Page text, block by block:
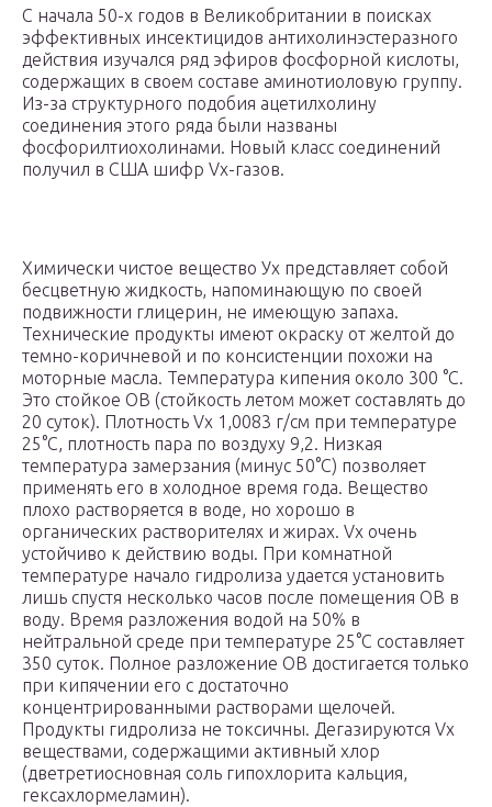
С начала 50-х годов в Великобритании в поисках
эффективных инсектицидов антихолинэстеразного
действия изучался ряд эфиров фосфорной кислоты,
содержащих в своем составе аминотиоловую группу.
Из-за структурного подобия ацетилхолину
соединения этого ряда были названы
фосфорилтиохолинами. Новый класс соединений
получил в США шифр Vх-газов.
Химически чистое вещество Ух представляет собой
бесцветную жидкость, напоминающую по своей
подвижности глицерин, не имеющую запаха.
Технические продукты имеют окраску от желтой до
темно-коричневой и по консистенции похожи на
моторные масла. Температура кипения около 300 °С.
Это стойкое ОВ (стойкость летом может составлять до
20 суток). Плотность Vх 1,0083 г/см при температуре
25°С, плотность пара по воздуху 9,2. Низкая
температура замерзания (минус 50°С) позволяет
применять его в холодное время года. Вещество
плохо растворяется в воде, но хорошо в
органических растворителях и жирах. Vх очень
устойчиво к действию воды. При комнатной
температуре начало гидролиза удается установить
лишь спустя несколько часов после помещения ОВ в
воду. Время разложения водой на 50% в
нейтральной среде при температуре 25°С составляет
350 суток. Полное разложение ОВ достигается только
при кипячении его с достаточно
концентрированными растворами щелочей.
Продукты гидролиза не токсичны. Дегазируются Vх
веществами, содержащими активный хлор
(дветретиосновная соль гипохлорита кальция,
гексахлормеламин).